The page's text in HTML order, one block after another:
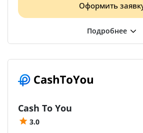
Оформить
Cash To You
3.0